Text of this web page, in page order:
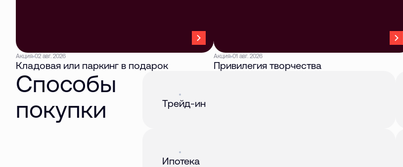
Акция 02 авг. 2026
Кладовая или паркинг в подарок
Акция 01 авг. 2026
Привилегия творчества
Способы
покупки
Трейд-ин
Ипотека